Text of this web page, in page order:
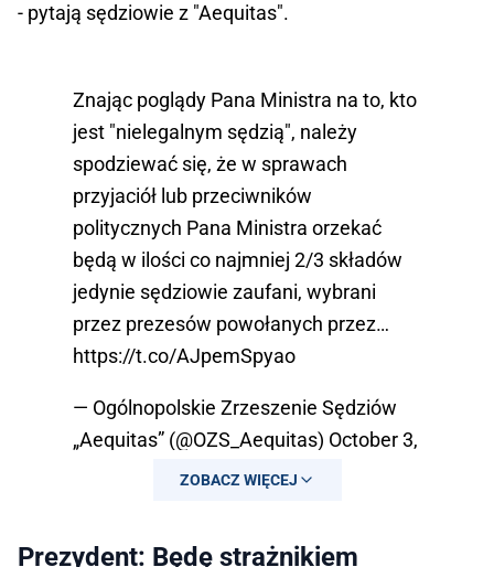
- pytają sędziowie z "Aequitas".
Znając poglądy Pana Ministra na to, kto
jest "nielegalnym sędzią", należy
spodziewać się, że w sprawach
przyjaciół lub przeciwników
politycznych Pana Ministra orzekać
będą w ilości co najmniej 2/3 składów
jedynie sędziowie zaufani, wybrani
przez prezesów powołanych przez…
https://t.co/AJpemSpyao
— Ogólnopolskie Zrzeszenie Sędziów
„Aequitas” (@OZS_Aequitas) October 3,
ZOBACZ WIĘCEJ
Prezydent: Będę strażnikiem